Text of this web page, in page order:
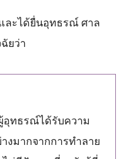
ละได้ยื่นอุทธรณ์ ศาล
ยว่า
อุทธรณ์ได้รับความ
งมากจากการทำลาย